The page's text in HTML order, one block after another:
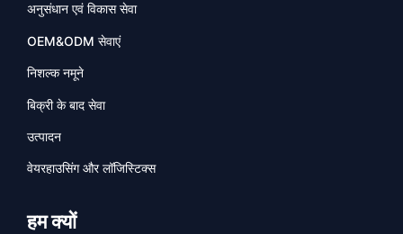
अनुसंधान एवं विकास सेवा
OEM&ODM सेवाएं
निशल्क नमूने
बिक्री के बाद सेवा
उत्पादन
वेयरहाउसिंग और लॉजिस्टिक्स
हम क्यों